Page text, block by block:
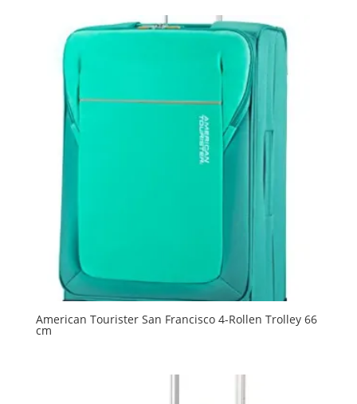
American Tourister San Francisco 4-Rollen Trolley 66
cm